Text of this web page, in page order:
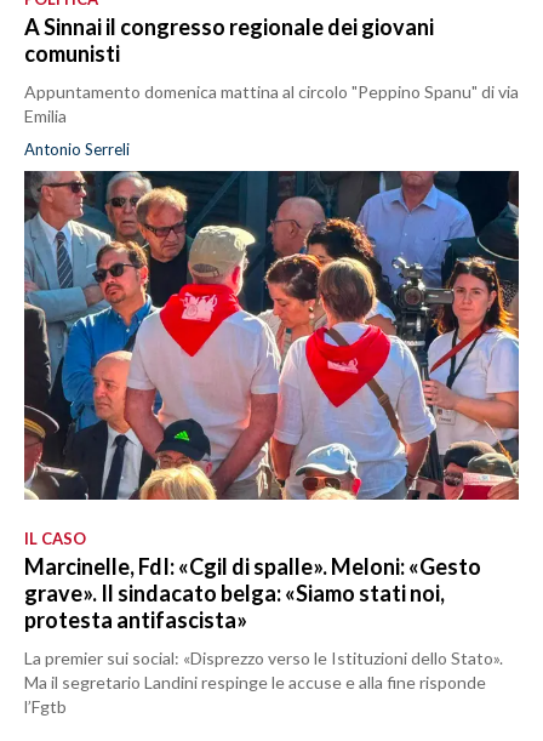
A Sinnai il congresso regionale dei giovani
comunisti
Appuntamento domenica mattina al circolo "Peppino Spanu" di via
Emilia
Antonio Serreli
IL CASO
Marcinelle, FdI: «Cgil di spalle». Meloni: «Gesto
grave». Il sindacato belga: «Siamo stati noi,
protesta antifascista»
La premier sui social: «Disprezzo verso le Istituzioni dello Stato».
Ma il segretario Landini respinge le accuse e alla fine risponde
l’Fgtb